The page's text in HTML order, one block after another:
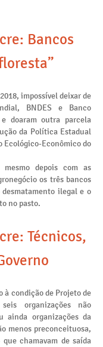
Bancos
impossível deixar de
BNDES e Banco
doaram outra parcela
da Política Estadual
Ecológico-Econômico do
depois com as
os três bancos
ilegal e o
no pasto.
Técnicos,
à condição de Projeto de
organizações não
ainda organizações da
menos preconceituosa,
chamavam de saída